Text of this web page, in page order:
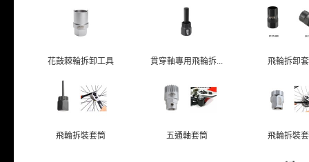
花鼓棘輪拆卸工具 貫穿軸專用飛輪拆... 飛輪拆卸
飛輪拆裝套筒 五通軸套筒 飛輪拆裝